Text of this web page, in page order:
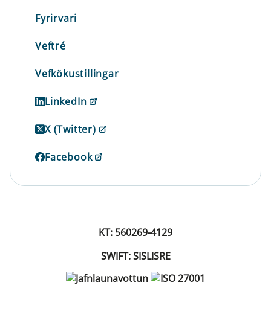
Fyrirvari
Veftré
Vefkökustillingar
LinkedIn
X (Twitter)
Facebook
KT: 560269-4129
SWIFT: SISLISRE